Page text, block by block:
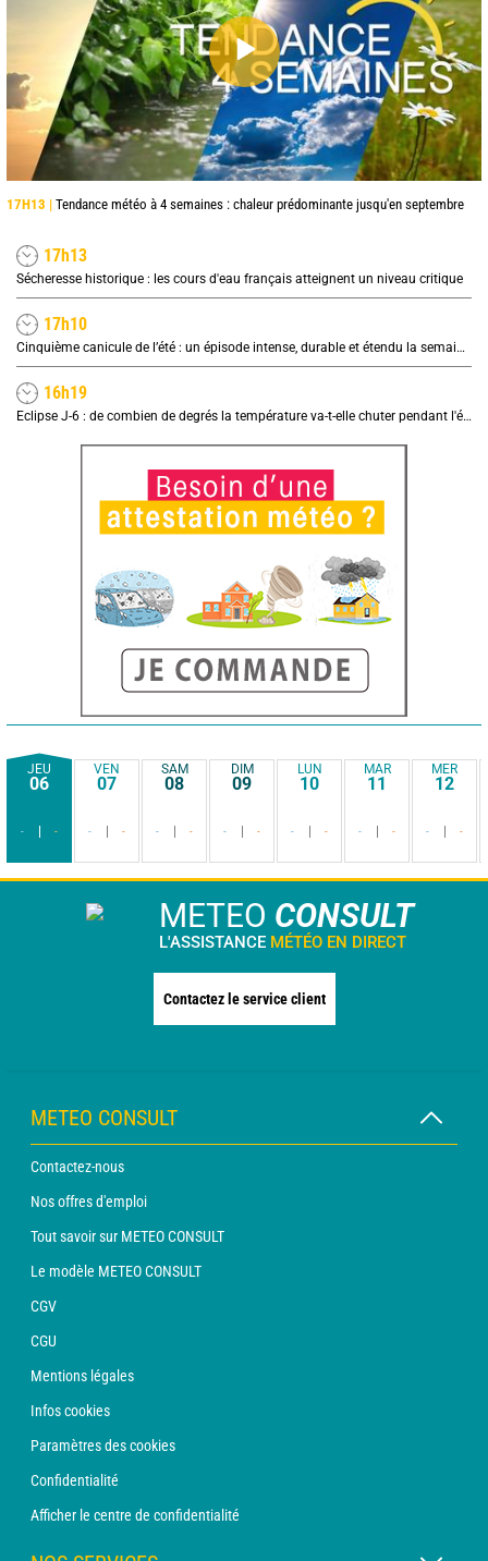
17H13 | Tendance météo à 4 semaines : chaleur prédominante jusqu'en septembre
17h13
Sécheresse historique : les cours d'eau français atteignent un niveau critique
17h10
Cinquième canicule de l’été : un épisode intense, durable et étendu la semaine prochaine
16h19
Eclipse J-6 : de combien de degrés la température va-t-elle chuter pendant l'éclipse du 12 août ?
JEU
06
- -
VEN
07
- -
SAM
08
- -
DIM
09
- -
LUN
10
- -
MAR
11
- -
MER
12
- -
METEO CONSULT
L'ASSISTANCE MÉTÉO EN DIRECT
Contactez le service client
METEO CONSULT
Contactez-nous
Nos offres d'emploi
Tout savoir sur METEO CONSULT
Le modèle METEO CONSULT
CGV
CGU
Mentions légales
Infos cookies
Paramètres des cookies
Confidentialité
Afficher le centre de confidentialité